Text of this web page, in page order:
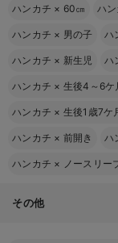
ハンカチ × 60㎝ ハ
ハンカチ × 男の子 ハ
ハンカチ × 新生児 ハ
ハンカチ × 生後4～6ケ
ハンカチ × 生後1歳7ケ
ハンカチ × 前開き ハ
ハンカチ × ノースリー
その他